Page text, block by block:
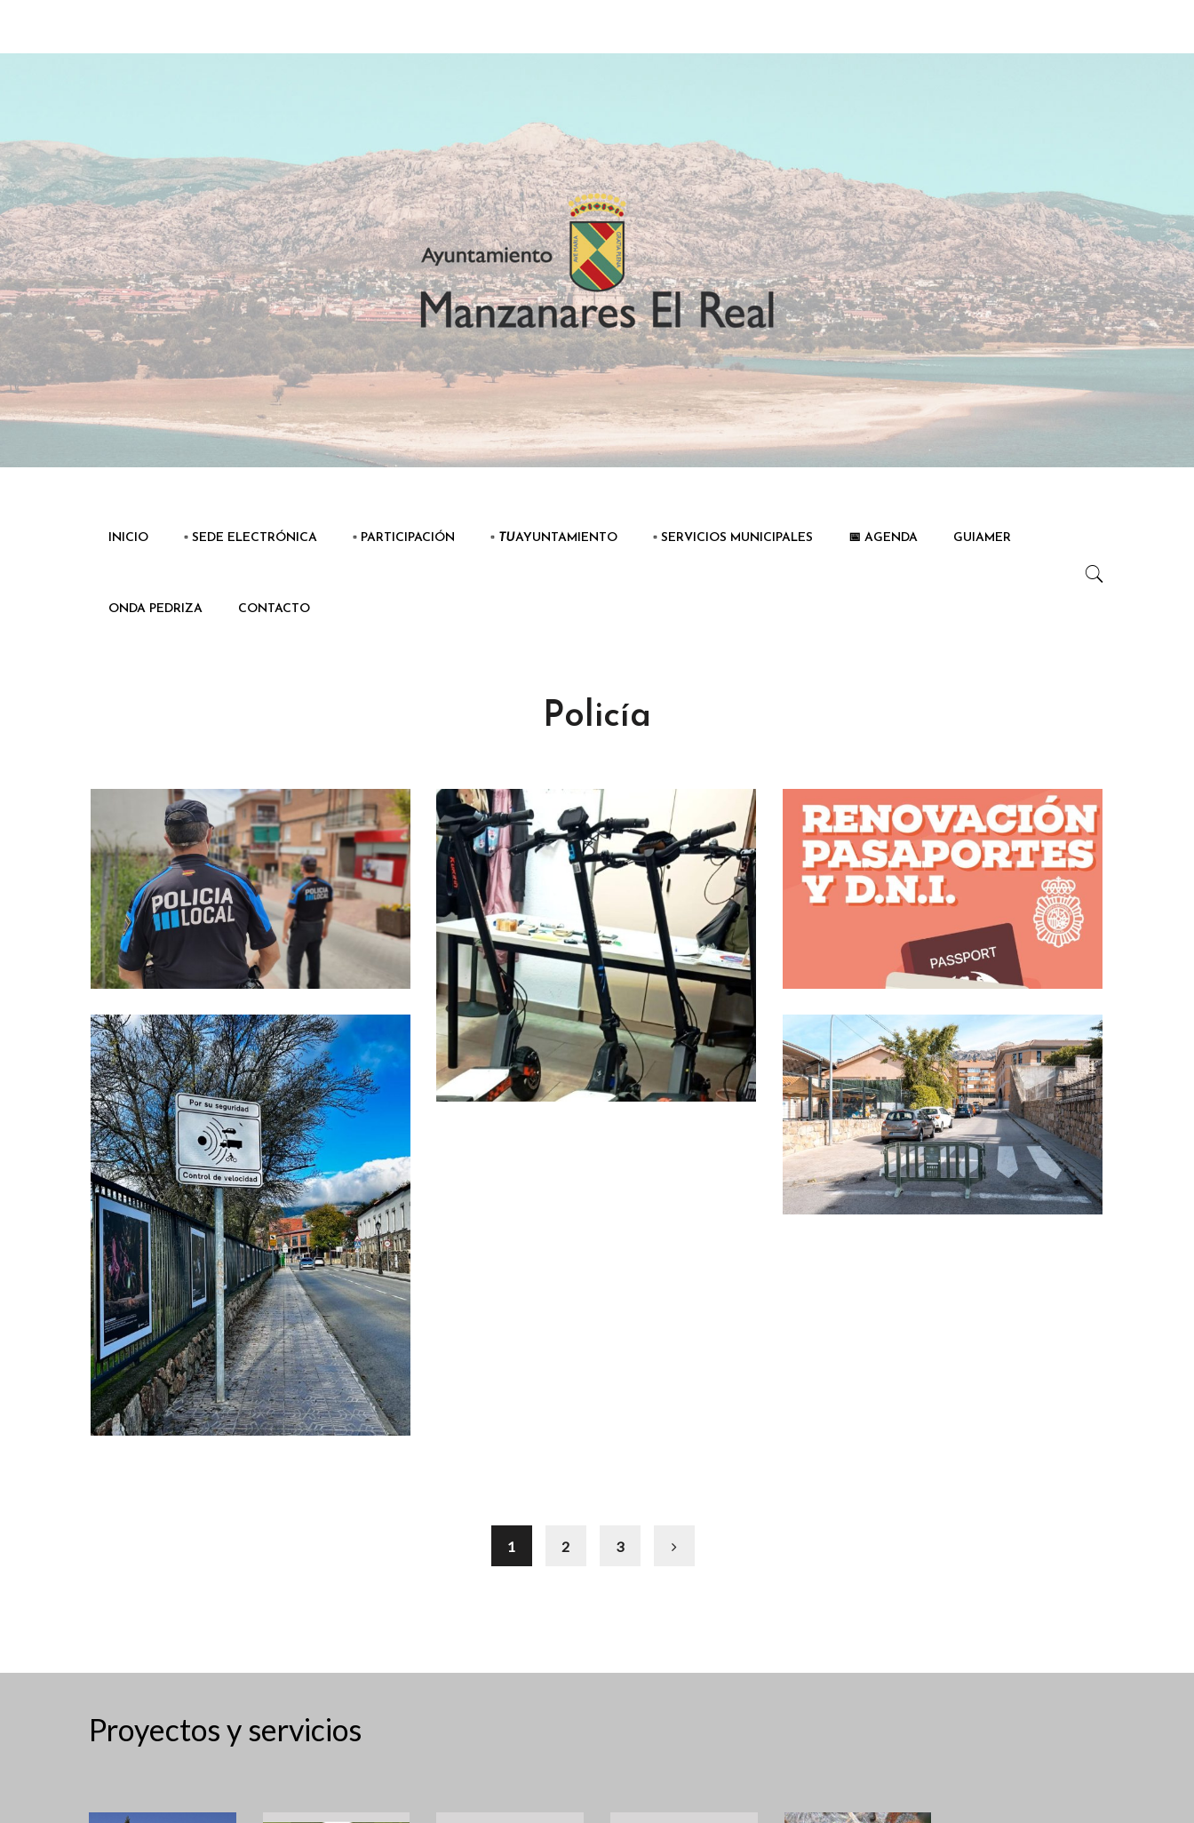
INICIO ▫️ SEDE ELECTRÓNICA ▫️ PARTICIPACIÓN ▫️ TUAYUNTAMIENTO ▫️ SERVICIOS MUNICIPALES 📅 AGENDA GUIAMER
ONDA PEDRIZA CONTACTO
Policía
La Comunidad de
Madrid financia la
adquisición de chalecos
antibalas para la Policía
Local de Manzanares El
Real
Ayuntamiento
Policía
30 junio, 2026
La Policía Local recuerda
la necesidad de registrar
los patinetes eléctricos,
contar con un seguro de
Responsabilidad Civil y
cumplir la normativa
Ayuntamiento, Policía ,
Seguridad
16 marzo, 2026
Renovación del DNI y
pasaporte en
Manzanares El Real
Ayuntamiento,
Servicios Al Ciudadano
13 febrero, 2026
El Ayuntamiento de
Manzanares El Real
intensifica los controles
de velocidad con radar
móvil para mejorar la
seguridad vial
Ayuntamiento, Movilidad, Policía,
Seguridad
20 noviembre, 2025
El 1 de octubre comienza
la regulación del tráfico
en el CEIP Virgen de
Peña Sacra para mejorar
la seguridad de los
escolares
Educación, Policía
24 septiembre, 2024
1 2 3
Proyectos y servicios